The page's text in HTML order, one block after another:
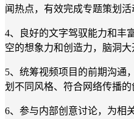
闻热点，有效完成专题策划活
4、良好的文字驾驭能力和丰
空的想象力和创造力，脑洞大
5、统筹视频项目的前期沟通
划不同风格、符合网络传播
6、参与内部创意讨论，为相